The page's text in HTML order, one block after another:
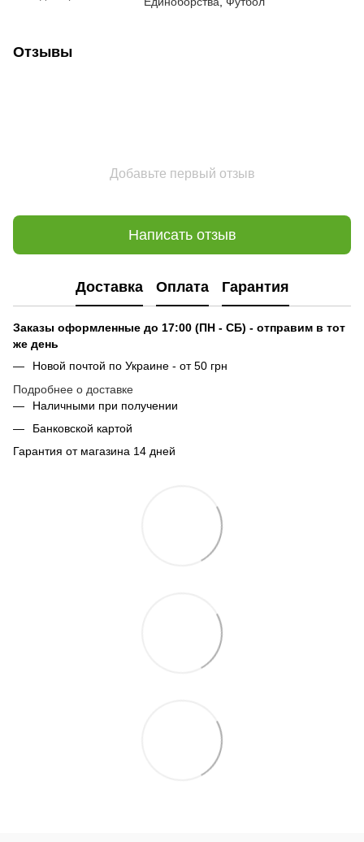
Отзывы
Добавьте первый отзыв
Написать отзыв
Доставка Оплата Гарантия
Заказы оформленные до 17:00 (ПН - СБ) - отправим в тот
же день
Новой почтой по Украине - от 50 грн
Подробнее о доставке
Наличными при получении
Банковской картой
Гарантия от магазина 14 дней